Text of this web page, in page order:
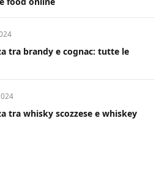
tra brandy e cognac: tutte le
tra whisky scozzese e whiskey